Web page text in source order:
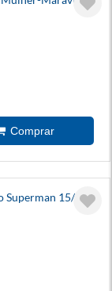
Superman 15/39